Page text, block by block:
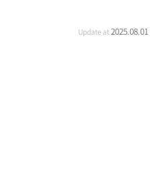
Update at2025.08.01